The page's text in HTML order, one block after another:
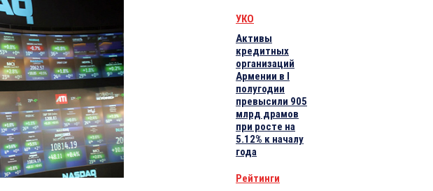
УКО
Активы
кредитных
организаций
Армении в I
полугодии
превысили 905
млрд драмов
при росте на
5.12% к началу
года
Рейтинги